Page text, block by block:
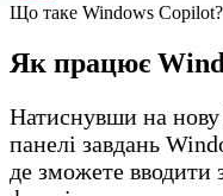
Що таке Windows Copilot?
Як працює
Натиснувши на нову
панелі завдань
де зможете